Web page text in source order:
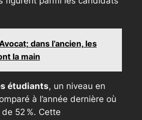
dans l’ancien, les
la main
étudiants, un niveau en
à l’année dernière où
de 52 %. Cette